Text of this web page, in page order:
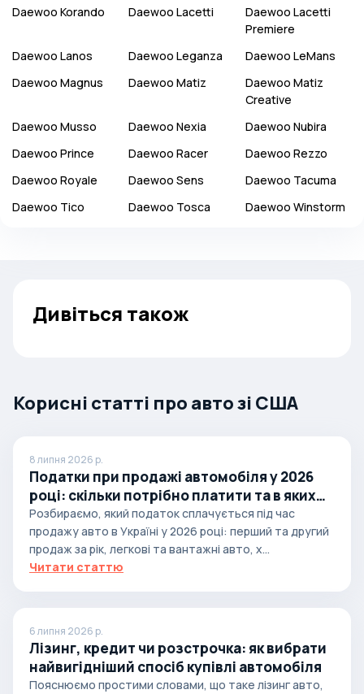
Daewoo Korando Daewoo Lacetti Daewoo Lacetti
Premiere
Daewoo Lanos Daewoo Leganza Daewoo LeMans
Daewoo Magnus Daewoo Matiz Daewoo Matiz
Creative
Daewoo Musso Daewoo Nexia Daewoo Nubira
Daewoo Prince Daewoo Racer Daewoo Rezzo
Daewoo Royale Daewoo Sens Daewoo Tacuma
Daewoo Tico Daewoo Tosca Daewoo Winstorm
Дивіться також
Корисні статті про авто зі США
8 липня 2026 р.
Податки при продажі автомобіля у 2026
році: скільки потрібно платити та в яких
випадках
Розбираємо, який податок сплачується під час
продажу авто в Україні у 2026 році: перший та другий
продаж за рік, легкові та вантажні авто, х...
Читати статтю
6 липня 2026 р.
Лізинг, кредит чи розстрочка: як вибрати
найвигідніший спосіб купівлі автомобіля
Пояснюємо простими словами, що таке лізинг авто,